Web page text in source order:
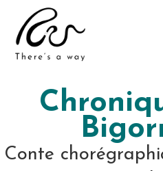
Conte